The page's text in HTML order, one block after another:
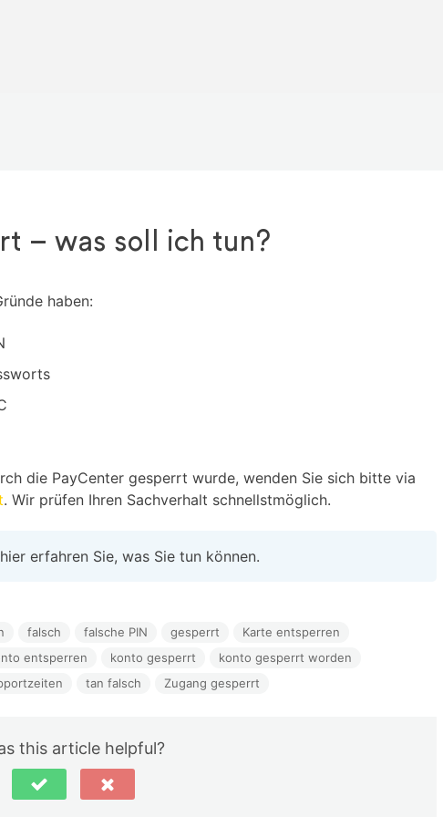
– was soll ich tun?
haben:
die PayCenter gesperrt wurde, wenden Sie sich bitte via
. Wir prüfen Ihren Sachverhalt schnellstmöglich.
erfahren Sie, was Sie tun können.
falsch falsche PIN gesperrt
Karte entsperren
entsperren konto gesperrt
konto gesperrt worden
tan falsch Zugang gesperrt
this article helpful?